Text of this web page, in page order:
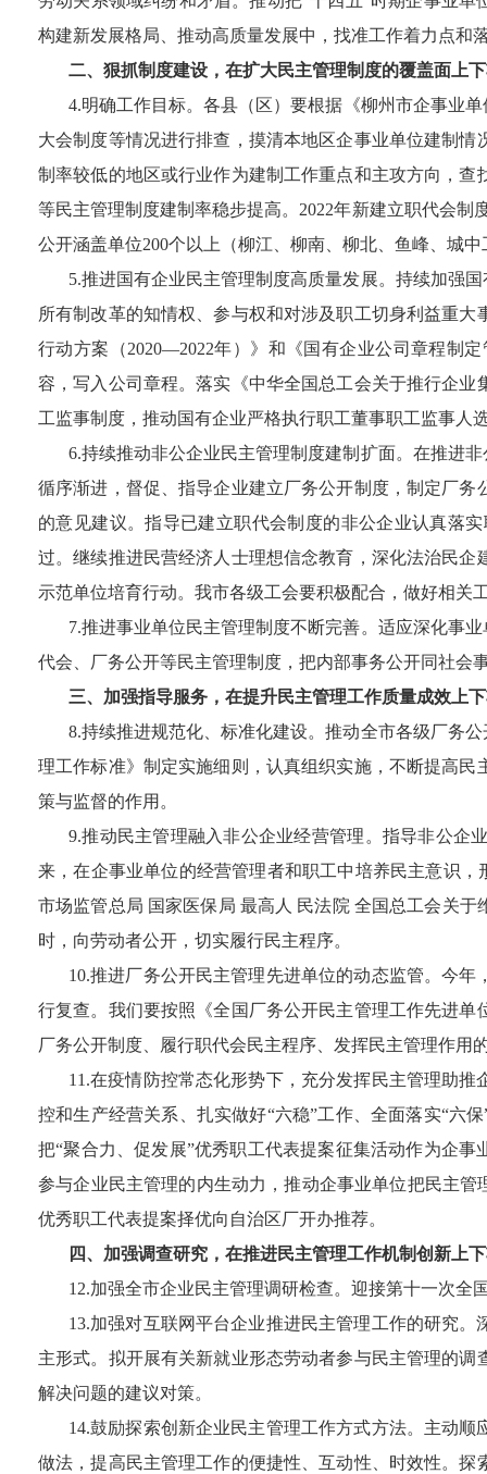
构建新发展格局、推动高质量发展中，找准工作着力点和
二、狠抓制度建设，在扩大民主管理制度的覆盖面上
4.明确工作目标。各县（区）要根据《柳州市企事业
大会制度等情况进行排查，摸清本地区企事业单位建制
制率较低的地区或行业作为建制工作重点和主攻方向，
等民主管理制度建制率稳步提高。2022年新建立职代会制
公开涵盖单位200个以上（柳江、柳南、柳北、鱼峰、城中
5.推进国有企业民主管理制度高质量发展。持续加强
所有制改革的知情权、参与权和对涉及职工切身利益重
行动方案 （2020—2022年） 》和《国有企业公司章程制
容，写入公司章程。落实《中华全国总工会关于推行企
工监事制度，推动国有企业严格执行职工董事职工监事人
6.持续推动非公企业民主管理制度建制扩面。在推进
循序渐进，督促、指导企业建立厂务公开制度，制定厂
的意见建议。指导已建立职代会制度的非公企业认真落
过。继续推进民营经济人士理想信念教育，深化法治民
示范单位培育行动。我市各级工会要积极配合，做好相关
7.推进事业单位民主管理制度不断完善。适应深化事
代会、厂务公开等民主管理制度，把内部事务公开同社会
三、加强指导服务，在提升民主管理工作质量成效上
8.持续推进规范化、标准化建设。推动全市各级厂务
理工作标准》制定实施细则，认真组织实施，不断提高
策与监督的作用。
9.推动民主管理融入非公企业经营管理。指导非公企
来，在企事业单位的经营管理者和职工中培养民主意识
市场监管总局 国家医保局 最高人 民法院 全国总工会关
时，向劳动者公开，切实履行民主程序。
10.推进厂务公开民主管理先进单位的动态监管。今
行复查。我们要按照《全国厂务公开民主管理工作先进
厂务公开制度、履行职代会民主程序、发挥民主管理作用
11 .在疫情防控常态化形势下，充分发挥民主管理助
控和生产经营关系、扎实做好“六稳”工作、全面落实“六
把“聚合力、促发展”优秀职工代表提案征集活动作为企
参与企业民主管理的内生动力，推动企事业单位把民主
优秀职工代表提案择优向自治区厂开办推荐。
四、加强调查研究，在推进民主管理工作机制创新上
12.加强全市企业民主管理调研检查。迎接第十一次全
13.加强对互联网平台企业推进民主管理工作的研究
主形式。拟开展有关新就业形态劳动者参与民主管理的
解决问题的建议对策。
14.鼓励探索创新企业民主管理工作方式方法。主动
做法，提高民主管理工作的便捷性、互动性、时效性。